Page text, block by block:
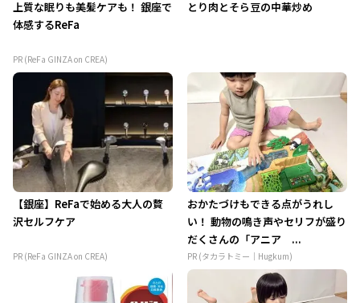
上質な眠りも美髪ケアも！ 銀座で
体感するReFa
PR (ReFa GINZA on CREA)
とり肉とそら豆の中華炒め
【銀座】ReFaで始める大人の贅
沢セルフケア
PR (ReFa GINZA on CREA)
おかたづけもできる点がうれし
い！ 動物の鳴き声やセリフが盛り
だくさんの「アニア ...
PR (タカラトミー｜Hugkum)